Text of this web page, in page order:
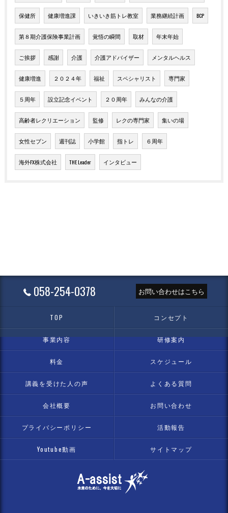
保健所 健康増進課 いきいき筋トレ教室 業務継続計画 BCP
第８期介護保険事業計画 覚悟の瞬間 取材 年末年始
ご挨拶 感謝 介護 介護アドバイザー メンタルヘルス
健康増進 ２０２４年 福祉 スペシャリスト 専門家
５周年 設立記念イベント ２０周年 みんなの介護
高齢者レクリエーション 監修 レクの専門家 集いの場
女性セブン 週刊誌 小学館 指トレ ６周年
海外FX株式会社 THE Leader インタビュー
058-254-0378 お問い合わせはこちら
TOP コンセプト
事業内容 研修案内
料金 スケジュール
講義を受けた人の声 よくある質問
会社概要 お問い合わせ
プライバシーポリシー 活動報告
Youtube動画 サイトマップ